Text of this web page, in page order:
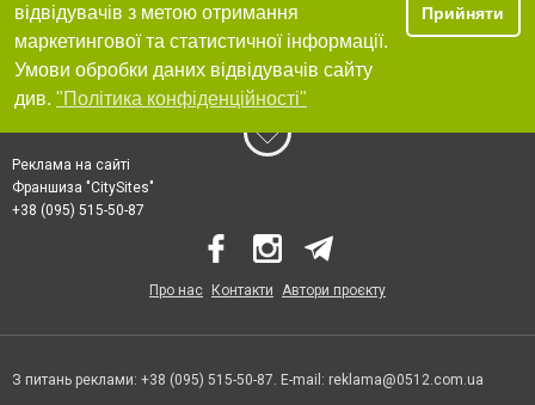
відвідувачів з метою отримання
маркетингової та статистичної інформації.
Умови обробки даних відвідувачів сайту
див. "Політика конфіденційності"
Прийняти
Реклама на сайті
Франшиза "CitySites"
+38 (095) 515-50-87
Про нас Контакти Автори проєкту
З питань реклами: +38 (095) 515-50-87. E-mail: reklama@0512.com.ua